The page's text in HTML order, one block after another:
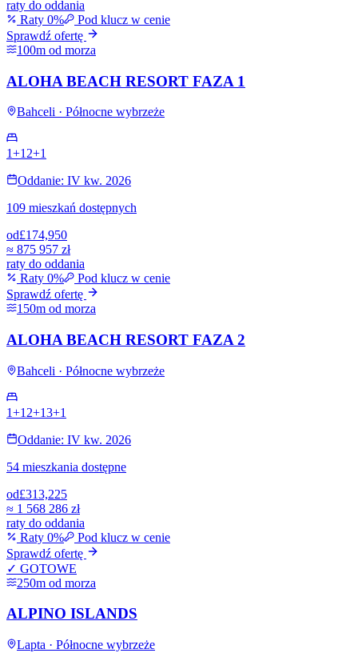
raty do oddania
Raty 0%
Pod klucz w cenie
Sprawdź ofertę
100m od morza
ALOHA BEACH RESORT FAZA 1
Bahceli · Północne wybrzeże
1+1 2+1
Oddanie: IV kw. 2026
109 mieszkań dostępnych
od£174,950
≈ 875 957 zł
raty do oddania
Raty 0%
Pod klucz w cenie
Sprawdź ofertę
150m od morza
ALOHA BEACH RESORT FAZA 2
Bahceli · Północne wybrzeże
1+1 2+13+1
Oddanie: IV kw. 2026
54 mieszkania dostępne
od£313,225
≈ 1 568 286 zł
raty do oddania
Raty 0%
Pod klucz w cenie
Sprawdź ofertę
✓ GOTOWE
250m od morza
ALPINO ISLANDS
Lapta · Północne wybrzeże